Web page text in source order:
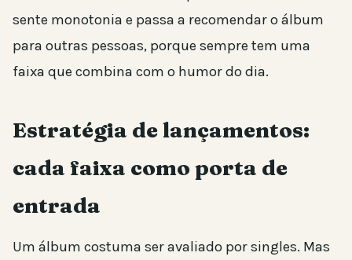
sente monotonia e passa a recomendar o álbum
para outras pessoas, porque sempre tem uma
faixa que combina com o humor do dia.
Estratégia de lançamentos:
cada faixa como porta de
entrada
Um álbum costuma ser avaliado por singles. Mas